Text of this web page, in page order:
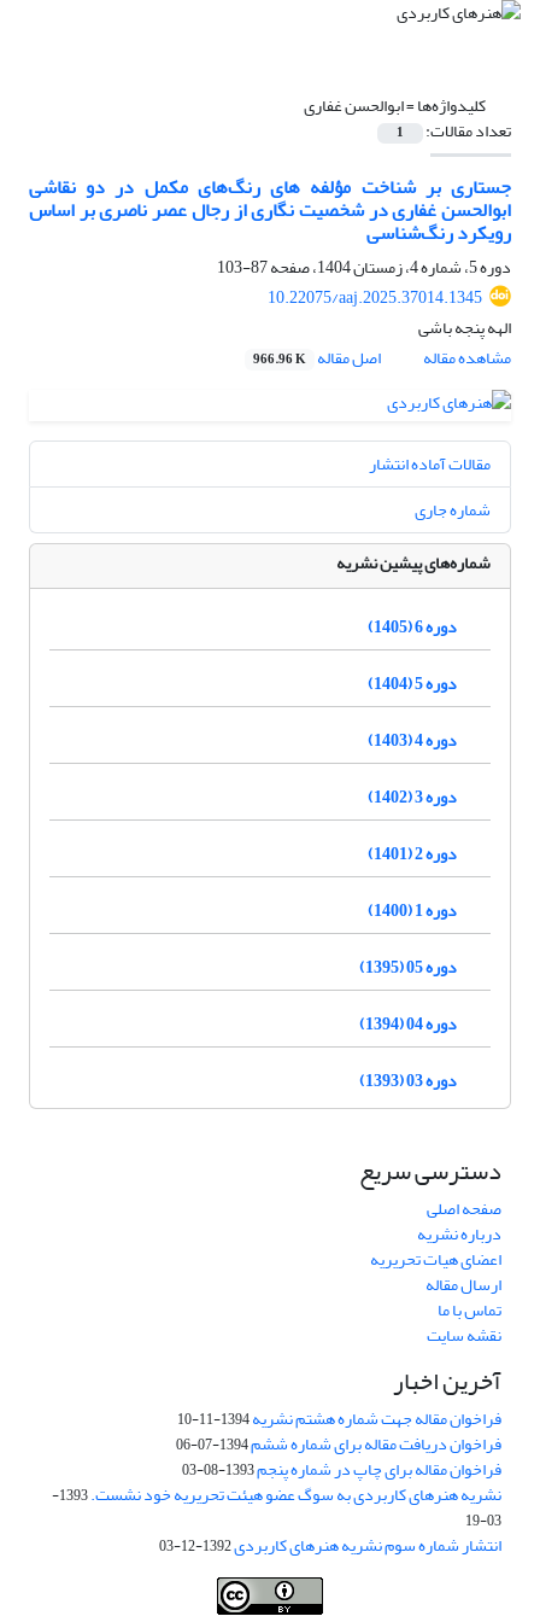
کلیدواژه‌ها =ابوالحسن غفاری
تعداد مقالات: 1
جستاری بر شناخت مؤلفه های رنگ‌های مکمل در دو نقاشی
ابوالحسن غفاری در شخصیت نگاری از رجال عصر ناصری بر اساس
رویکرد رنگ‌شناسی
دوره 5، شماره 4، زمستان 1404، صفحه
87-103
10.22075/aaj.2025.37014.1345
الهه پنجه باشی
مشاهده مقاله
اصل مقاله 966.96 K
مقالات آماده انتشار
شماره جاری
شماره‌های پیشین نشریه
دوره 6 (1405)
دوره 5 (1404)
دوره 4 (1403)
دوره 3 (1402)
دوره 2 (1401)
دوره 1 (1400)
دوره 05 (1395)
دوره 04 (1394)
دوره 03 (1393)
دسترسی سریع
صفحه اصلی
درباره نشریه
اعضای هیات تحریریه
ارسال مقاله
تماس با ما
نقشه سایت
آخرین اخبار
فراخوان مقاله جهت شماره هشتم نشریه1394-11-10
فراخوان دریافت مقاله برای شماره ششم1394-07-06
فراخوان مقاله برای چاپ در شماره پنجم1393-08-03
نشریه هنرهای کاربردی به سوگ عضو هیئت تحریریه خود نشست.
1393-
03-19
انتشار شماره سوم نشریه هنرهای کاربردی1392-12-03